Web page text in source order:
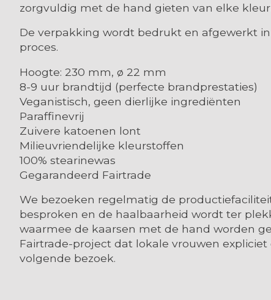
zorgvuldig met de hand gieten van elke
De verpakking wordt bedrukt en afgewerkt
proces.
Hoogte: 230 mm, ø 22 mm
8-9 uur brandtijd (perfecte brandprestaties)
Veganistisch, geen dierlijke ingrediënten
Paraffinevrij
Zuivere katoenen lont
Milieuvriendelijke kleurstoffen
100% stearinewas
Gegarandeerd Fairtrade
We bezoeken regelmatig de
besproken en de haalbaarheid wordt ter
waarmee de kaarsen met de hand worden
Fairtrade-project dat lokale vrouwen
volgende bezoek.